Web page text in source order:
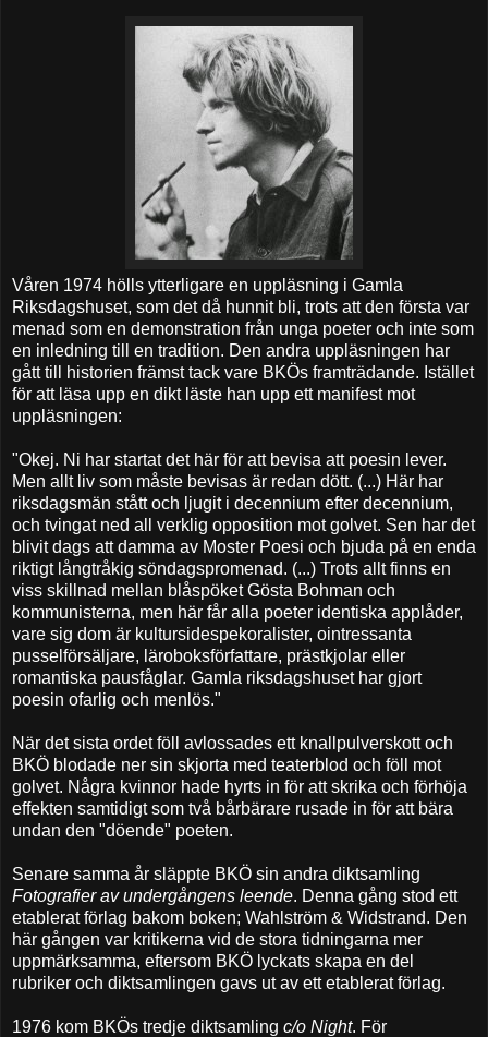
Våren 1974 hölls ytterligare en uppläsning i Gamla
Riksdagshuset, som det då hunnit bli, trots att den första var
menad som en demonstration från unga poeter och inte som
en inledning till en tradition. Den andra uppläsningen har
gått till historien främst tack vare BKÖs framträdande. Istället
för att läsa upp en dikt läste han upp ett manifest mot
uppläsningen:
"Okej. Ni har startat det här för att bevisa att poesin lever.
Men allt liv som måste bevisas är redan dött. (...) Här har
riksdagsmän stått och ljugit i decennium efter decennium,
och tvingat ned all verklig opposition mot golvet. Sen har det
blivit dags att damma av Moster Poesi och bjuda på en enda
riktigt långtråkig söndagspromenad. (...) Trots allt finns en
viss skillnad mellan blåspöket Gösta Bohman och
kommunisterna, men här får alla poeter identiska applåder,
vare sig dom är kultursidespekoralister, ointressanta
pusselförsäljare, läroboksförfattare, prästkjolar eller
romantiska pausfåglar. Gamla riksdagshuset har gjort
poesin ofarlig och menlös."
När det sista ordet föll avlossades ett knallpulverskott och
BKÖ blodade ner sin skjorta med teaterblod och föll mot
golvet. Några kvinnor hade hyrts in för att skrika och förhöja
effekten samtidigt som två bårbärare rusade in för att bära
undan den "döende" poeten.
Senare samma år släppte BKÖ sin andra diktsamling
Fotografier av undergångens leende. Denna gång stod ett
etablerat förlag bakom boken; Wahlström & Widstrand. Den
här gången var kritikerna vid de stora tidningarna mer
uppmärksamma, eftersom BKÖ lyckats skapa en del
rubriker och diktsamlingen gavs ut av ett etablerat förlag.
1976 kom BKÖs tredje diktsamling c/o Night. För